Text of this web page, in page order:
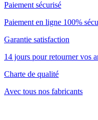
Paiement sécurisé
Paiement en ligne 100%
Garantie satisfaction
14 jours pour retourner vos
Charte de qualité
Avec tous nos fabricants